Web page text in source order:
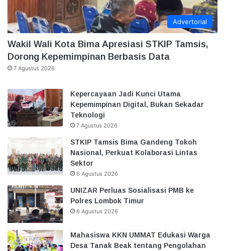
Advertorial
Wakil Wali Kota Bima Apresiasi STKIP Tamsis,
Dorong Kepemimpinan Berbasis Data
7 Agustus 2026
Kepercayaan Jadi Kunci Utama
Kepemimpinan Digital, Bukan Sekadar
Teknologi
7 Agustus 2026
STKIP Tamsis Bima Gandeng Tokoh
Nasional, Perkuat Kolaborasi Lintas
Sektor
6 Agustus 2026
UNIZAR Perluas Sosialisasi PMB ke
Polres Lombok Timur
6 Agustus 2026
Mahasiswa KKN UMMAT Edukasi Warga
Desa Tanak Beak tentang Pengolahan